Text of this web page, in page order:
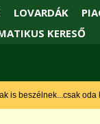
LOVARDÁK
KERESŐ
is beszélnek...csak oda